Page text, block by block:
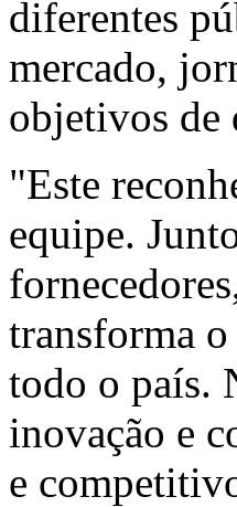
diferentes
mercado,
objetivos de
"Este
equipe.
transforma
todo o país.
inovação e
e